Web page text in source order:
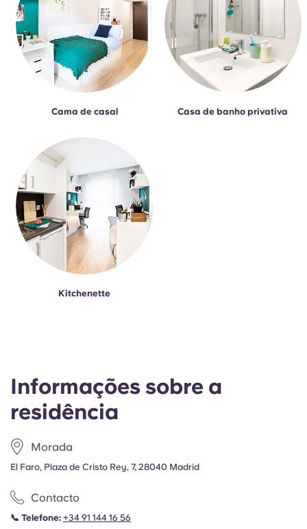
Informações sobre a
residência
Morada
El Faro, Plaza de Cristo Rey, 7, 28040 Madrid
Contacto
📞 Telefone: +34 91 144 16 56
Cama de casal Casa de banho privativa
Kitchenette